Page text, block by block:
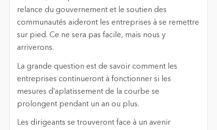
relance du gouvernement et le soutien des
communautés aideront les entreprises à se remettre
sur pied. Ce ne sera pas facile, mais nous y
arriverons.
La grande question est de savoir comment les
entreprises continueront à fonctionner si les
mesures d’aplatissement de la courbe se
prolongent pendant un an ou plus.
Les dirigeants se trouveront face à un avenir